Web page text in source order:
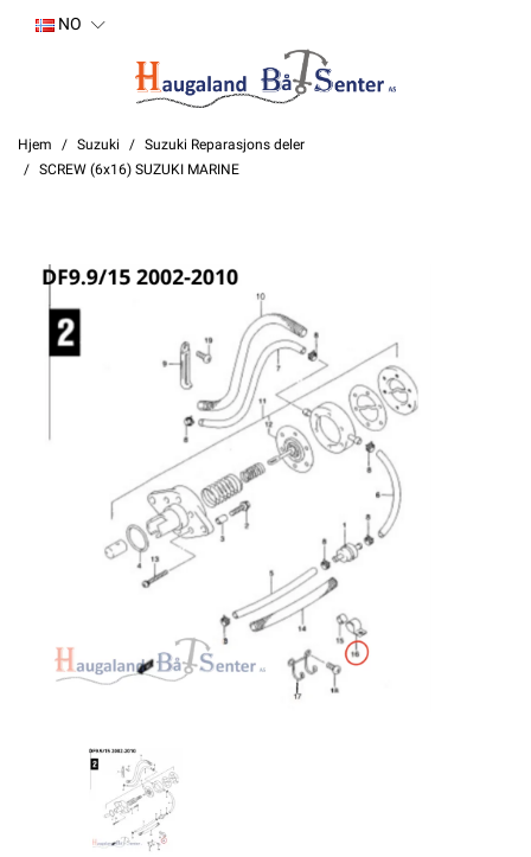
NO
Hjem Suzuki
Suzuki Reparasjons deler
SCREW (6x16) SUZUKI MARINE